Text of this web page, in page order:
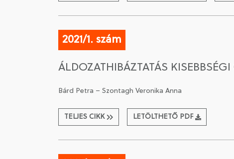
2021/1. szám
ÁLDOZATHIBÁZTATÁS
Bárd Petra – Szontagh Veronika Anna
TELJES CIKK LETÖLTHETŐ PDF